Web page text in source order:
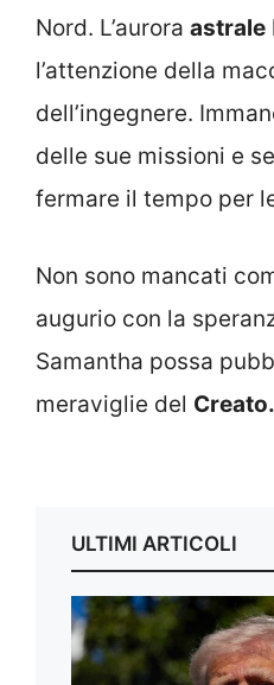
Nord. L’aurora astrale
l’attenzione della
dell’ingegnere.
delle sue missioni e
fermare il tempo per
Non sono mancati
augurio con la
Samantha possa
meraviglie del Creato.
ULTIMI ARTICOLI